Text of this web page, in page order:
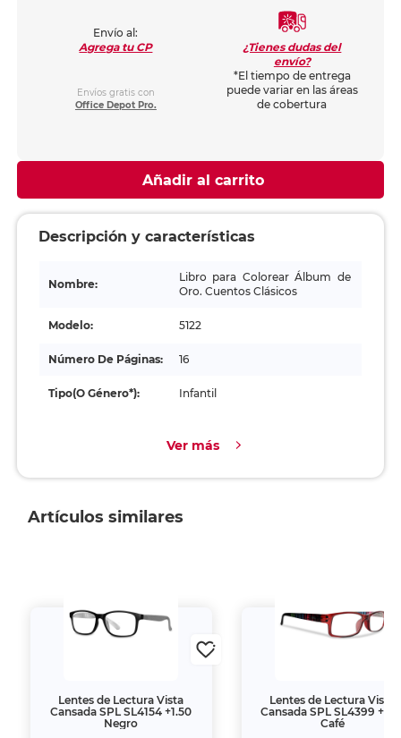
Envío al:
Agrega tu CP
Envíos gratis con
Office Depot Pro.
¿Tienes dudas del
envío?
*El tiempo de entrega
puede variar en las áreas
de cobertura
Añadir al carrito
Descripción y características
Nombre:
Libro para Colorear Álbum de
Oro. Cuentos Clásicos
Modelo: 5122
Número De Páginas: 16
Tipo(o Género*): Infantil
Ver más
Artículos similares
+1.50
Lentes de Lectura Vista
Cansada SPL SL4399 +1.50
Lentes
Cansada